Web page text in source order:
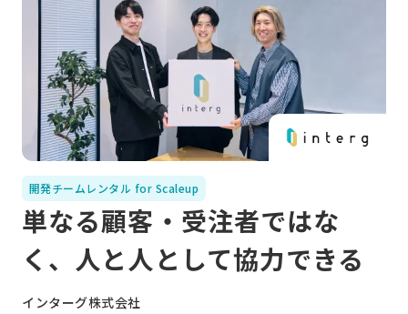
開発チームレンタル for Scaleup
単なる顧客・受注者ではな
く、人と人として協力できる
インターグ株式会社